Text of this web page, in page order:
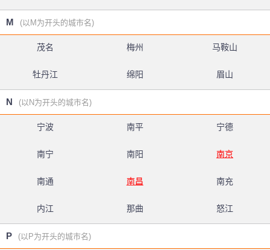
M (以M为开头的城市名)
茂名 梅州 马鞍山
牡丹江 绵阳 眉山
N (以N为开头的城市名)
宁波 南平 宁德
南宁 南阳 南京
南通 南昌 南充
内江 那曲 怒江
P (以P为开头的城市名)